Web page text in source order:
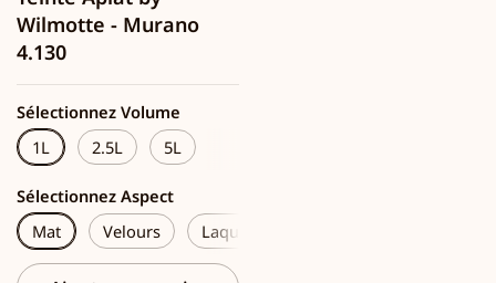
Wilmotte - Murano
4.130
Sélectionnez Volume
1L
2.5L 5L
Sélectionnez Aspect
Mat
Velours Laque